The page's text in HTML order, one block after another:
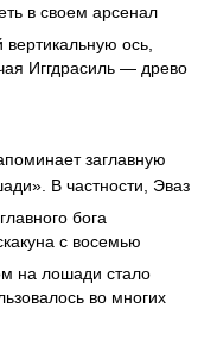
в своем арсенал
ось,
Иггдрасиль — древо
заглавную
В частности, Эваз
бога
с восемью
на лошади стало
во многих